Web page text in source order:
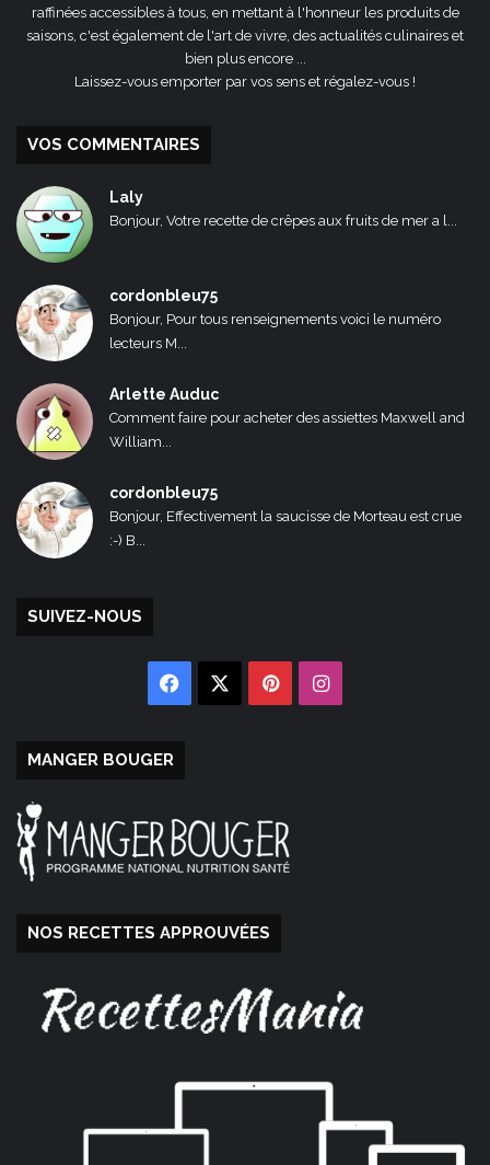
raffinées accessibles à tous, en mettant à l'honneur les produits de
saisons, c'est également de l'art de vivre, des actualités culinaires et
bien plus encore ...
Laissez-vous emporter par vos sens et régalez-vous !
VOS COMMENTAIRES
Laly
Bonjour, Votre recette de crêpes aux fruits de mer a l...
cordonbleu75
Bonjour, Pour tous renseignements voici le numéro
lecteurs M...
Arlette Auduc
Comment faire pour acheter des assiettes Maxwell and
William...
cordonbleu75
Bonjour, Effectivement la saucisse de Morteau est crue
:-) B...
SUIVEZ-NOUS
Facebook PinterestInstagram
MANGER BOUGER
NOS RECETTES APPROUVÉES